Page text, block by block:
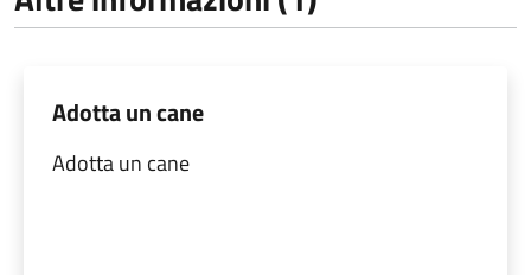
Adotta un cane
Adotta un cane